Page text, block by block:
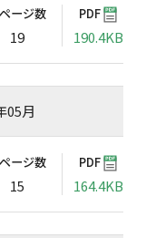
ージ数
19
PDF
190.4KB
05月
ージ数
15
PDF
164.4KB